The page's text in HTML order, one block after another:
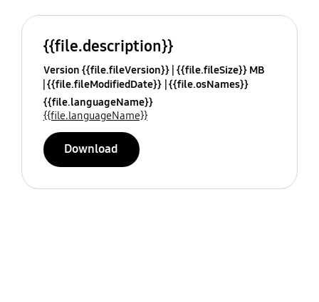
{{file.description}}
Version {{file.fileVersion}} {{file.fileSize}} MB
{{file.fileModifiedDate}} {{file.osNames}}
{{file.languageName}}
{{file.languageName}}
Download